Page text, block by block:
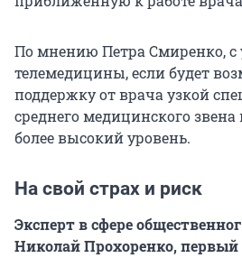
По мнению Петра Смиренко, с
телемедицины, если будет
поддержку от врача узкой
среднего медицинского
более высокий уровень.
На свой страх и риск
Эксперт в сфере
Николай Прохоренко,